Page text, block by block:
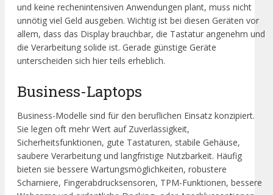
und keine rechenintensiven Anwendungen plant, muss nicht
unnötig viel Geld ausgeben. Wichtig ist bei diesen Geräten vor
allem, dass das Display brauchbar, die Tastatur angenehm und
die Verarbeitung solide ist. Gerade günstige Geräte
unterscheiden sich hier teils erheblich.
Business-Laptops
Business-Modelle sind für den beruflichen Einsatz konzipiert.
Sie legen oft mehr Wert auf Zuverlässigkeit,
Sicherheitsfunktionen, gute Tastaturen, stabile Gehäuse,
saubere Verarbeitung und langfristige Nutzbarkeit. Häufig
bieten sie bessere Wartungsmöglichkeiten, robustere
Scharniere, Fingerabdrucksensoren, TPM-Funktionen, bessere